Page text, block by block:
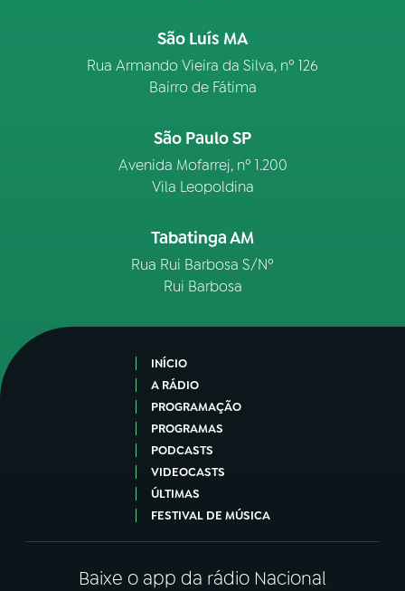
São Luís MA
Rua Armando Vieira da Silva, nº 126
Bairro de Fátima
São Paulo SP
Avenida Mofarrej, nº 1.200
Vila Leopoldina
Tabatinga AM
Rua Rui Barbosa S/Nº
Rui Barbosa
INÍCIO
A RÁDIO
PROGRAMAÇÃO
PROGRAMAS
PODCASTS
VIDEOCASTS
ÚLTIMAS
FESTIVAL DE MÚSICA
Baixe o app da rádio Nacional